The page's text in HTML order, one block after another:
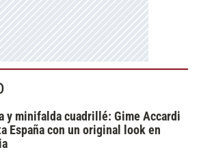
y minifalda cuadrillé: Gime Accardi
España con un original look en